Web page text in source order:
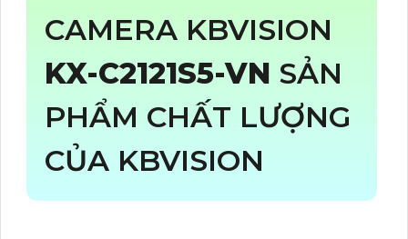
CAMERA KBVISION
KX-C2121S5-VN SẢN
PHẨM CHẤT LƯỢNG
CỦA KBVISION